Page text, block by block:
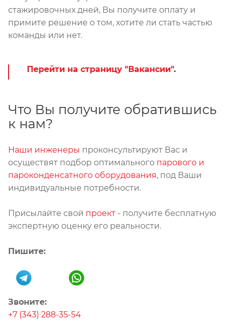
стажировочных дней, Вы получите оплату и
примите решение о том, хотите ли стать частью
команды или нет.
Перейти на страницу "Вакансии".
Что Вы получите обратившись
к нам?
Наши инженеры проконсультируют Вас и
осуществят подбор оптимального парового и
пароконденсатного оборудования, под Ваши
индивидуальные потребности.
Присылайте свой проект - получите бесплатную
экспертную оценку его реальности.
Пишите:
Звоните:
+7 (343) 288-35-54